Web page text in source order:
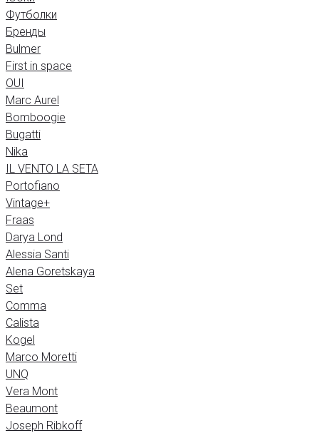
Футболки
Бренды
Bulmer
First in space
OUI
Marc Aurel
Bomboogie
Bugatti
Nika
IL VENTO LA SETA
Portofiano
Vintage+
Fraas
Darya Lond
Alessia Santi
Alena Goretskaya
Set
Comma
Calista
Kogel
Marco Moretti
UNQ
Vera Mont
Beaumont
Joseph Ribkoff